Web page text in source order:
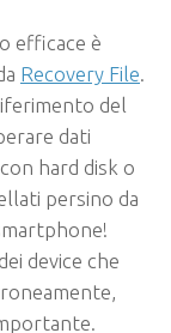
efficace è
Recovery File
del
dati
hard disk o
persino da
!
device che